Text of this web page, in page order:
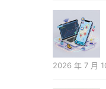
2026 年 7 月